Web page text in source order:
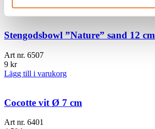
Stengodsbowl ”Nature” sand 12 cm
Art nr. 6507
9 kr
Lägg till i varukorg
Cocotte vit Ø 7 cm
Art nr. 6401